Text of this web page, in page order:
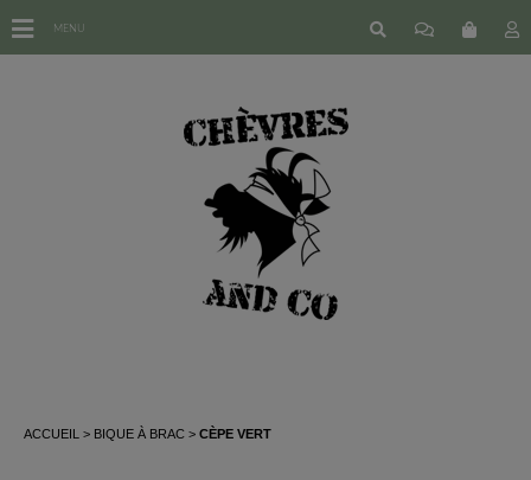
ACCUEIL BIQUE À BRAC CÈPE VERT
MENU